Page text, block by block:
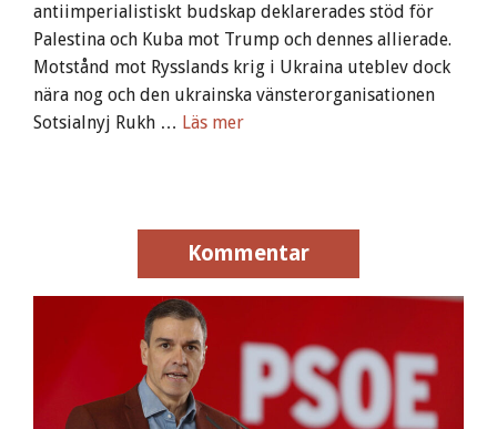
antiimperialistiskt budskap deklarerades stöd för
Palestina och Kuba mot Trump och dennes allierade.
Motstånd mot Rysslands krig i Ukraina uteblev dock
nära nog och den ukrainska vänsterorganisationen
Sotsialnyj Rukh … Läs mer
Kommentar
Kommentar